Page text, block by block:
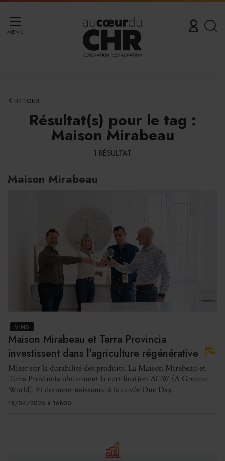
MENU
RETOUR
Résultat(s) pour le tag :
Maison Mirabeau
1 RÉSULTAT
Maison Mirabeau
VINS
Maison Mirabeau et Terra Provincia
investissent dans l’agriculture régénérative
Miser sur la durabilité des produits. La Maison Mirebeau et
Terra Provincia obtiennent la certification AGW (A Greener
World). Et donnent naissance à la cuvée One Day.
18/04/2025 à 16h00